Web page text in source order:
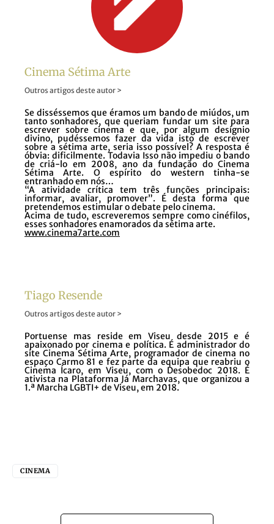
Cinema Sétima Arte
Outros artigos deste autor >
Se disséssemos que éramos um bando de miúdos, um
tanto sonhadores, que queriam fundar um site para
escrever sobre cinema e que, por algum desígnio
divino, pudéssemos fazer da vida isto de escrever
sobre a sétima arte, seria isso possível? A resposta é
óbvia: dificilmente. Todavia Isso não impediu o bando
de criá-lo em 2008, ano da fundação do Cinema
Sétima Arte. O espírito do western tinha-se
entranhado em nós…
“A atividade crítica tem três funções principais:
informar, avaliar, promover”. É desta forma que
pretendemos estimular o debate pelo cinema.
Acima de tudo, escreveremos sempre como cinéfilos,
esses sonhadores enamorados da sétima arte.
www.cinema7arte.com
Tiago Resende
Outros artigos deste autor >
Portuense mas reside em Viseu desde 2015 e é
apaixonado por cinema e política. É administrador do
site Cinema Sétima Arte, programador de cinema no
espaço Carmo 81 e fez parte da equipa que reabriu o
Cinema Ícaro, em Viseu, com o Desobedoc 2018. É
ativista na Plataforma Já Marchavas, que organizou a
1.ª Marcha LGBTI+ de Viseu, em 2018.
CINEMA